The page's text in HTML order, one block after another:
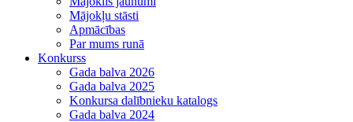
Mājokļu stāsti
Apmācības
Par mums runā
Konkurss
Gada balva 2026
Gada balva 2025
Konkursa dalībnieku katalogs
Gada balva 2024